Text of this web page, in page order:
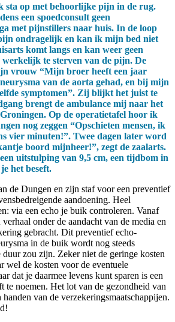
sta op met behoorlijke pijn in de rug.
een spoedconsult geen
met pijnstillers naar huis. In de loop
ondragelijk en kan ik mijn bed niet
komt langs en kan weer geen
te sterven van de pijn. De
vrouw “Mijn broer heeft een jaar
van de aorta gehad, en bij mijn
symptomen”. Zij blijkt het juist te
brengt de ambulance mij naar het
Op de operatietafel hoor ik
nog zeggen “Opschieten mensen, ik
vier minuten!”. Twee dagen later word
boord mijnheer!”, zegt de zaalarts.
uitstulping van 9,5 cm, een tijdbom in
het beseft.
de Dungen en zijn staf voor een preventief
aandoening. Heel
via een echo je buik controleren. Vanaf
onder de aandacht van de media en
gebracht. Dit preventief echo-
in de buik wordt nog steeds
duur zou zijn. Zeker niet de geringe kosten
wel de kosten voor de eventuele
dat je daarmee levens kunt sparen is een
te noemen. Het lot van de gezondheid van
van de verzekeringsmaatschappijen.